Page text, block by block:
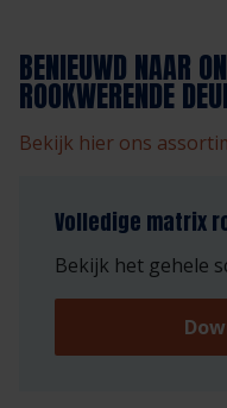
BENIEUWD NAAR
ROOKWERENDE
Bekijk hier ons
Volledige matrix
Bekijk het gehele